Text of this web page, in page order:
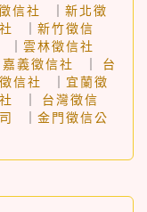
信社 ｜ 新北徵
｜ 新竹徵信
｜ 雲林徵信社
嘉義徵信社 ｜ 台
信社 ｜ 宜蘭徵
｜ 台灣徵信
｜ 金門徵信公